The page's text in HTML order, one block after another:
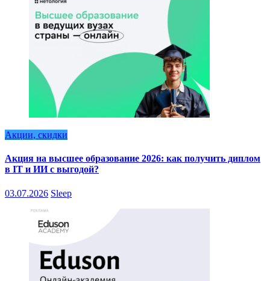
Акции, скидки
Акция на высшее образование 2026: как получить диплом
в IT и ИИ с выгодой?
03.07.2026 Sleep